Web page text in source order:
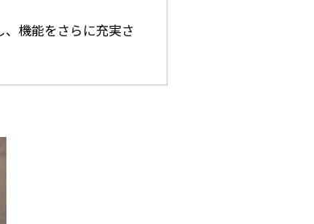
機能をさらに充実さ